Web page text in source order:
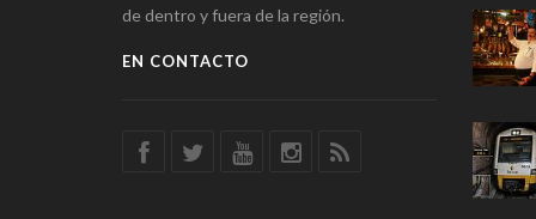
de dentro y fuera de la región.
EN CONTACTO